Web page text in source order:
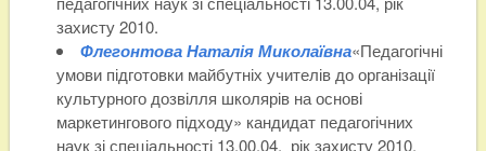
захисту 2010.
Флегонтова Наталія Миколаївна«Педагогічні
умови підготовки майбутніх учителів до організації
культурного дозвілля школярів на основі
маркетингового підходу» кандидат педагогічних
наук зі спеціальності 13.00.04, рік захисту 2010.